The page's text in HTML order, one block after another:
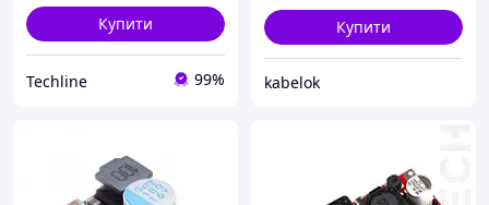
Купити
Techline 99%
Купити
kabelok